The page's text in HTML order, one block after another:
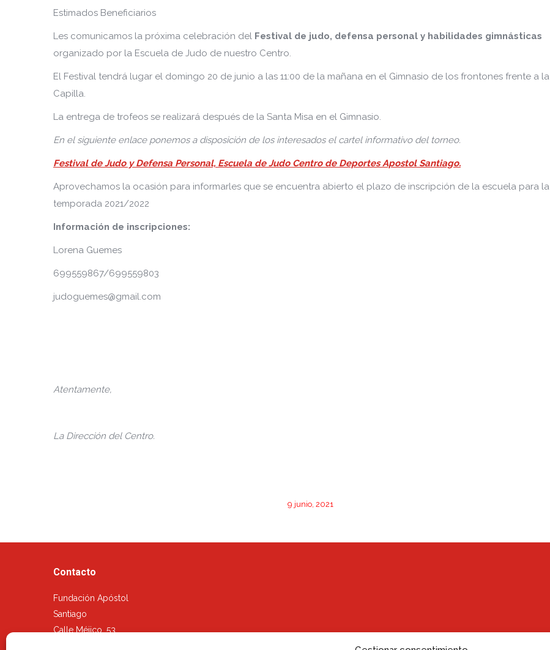
Estimados Beneficiarios
Les comunicamos la próxima celebración del Festival de judo, defensa personal y habilidades gimnásticas
organizado por la Escuela de Judo de nuestro Centro.
El Festival tendrá lugar el domingo 20 de junio a las 11:00 de la mañana en el Gimnasio de los frontones frente a la
Capilla.
La entrega de trofeos se realizará después de la Santa Misa en el Gimnasio.
En el siguiente enlace ponemos a disposición de los interesados el cartel informativo del torneo.
Festival de Judo y Defensa Personal, Escuela de Judo Centro de Deportes Apostol Santiago.
Aprovechamos la ocasión para informarles que se encuentra abierto el plazo de inscripción de la escuela para la
temporada 2021/2022
Información de inscripciones:
Lorena Guemes
699559867/699559803
judoguemes@gmail.com
Atentamente,
La Dirección del Centro.
9 junio, 2021
Contacto
Fundación Apóstol
Santiago
Calle Méjico, 53